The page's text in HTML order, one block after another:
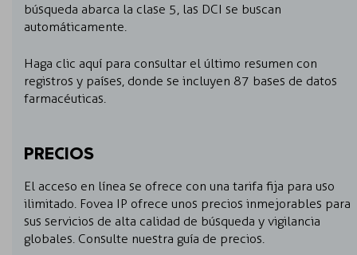
búsqueda abarca la clase 5, las DCI se buscan
automáticamente.
Haga clic aquí para consultar el último resumen con
registros y países, donde se incluyen 87 bases de datos
farmacéuticas.
PRECIOS
El acceso en línea se ofrece con una tarifa fija para uso
ilimitado. Fovea IP ofrece unos precios inmejorables para
sus servicios de alta calidad de búsqueda y vigilancia
globales. Consulte nuestra guía de precios.